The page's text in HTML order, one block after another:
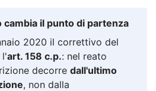
cambia il punto di partenza
2020 il correttivo del
l'art. 158 c.p.: nel reato
decorre dall'ultimo
, non dalla